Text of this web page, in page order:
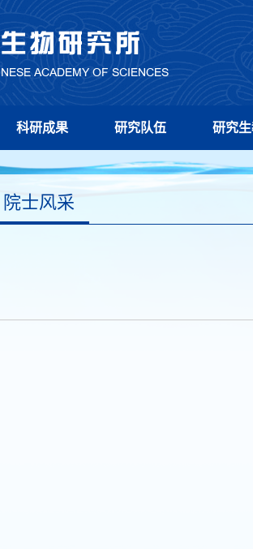
科研成果 研究队伍 研究
院士风采